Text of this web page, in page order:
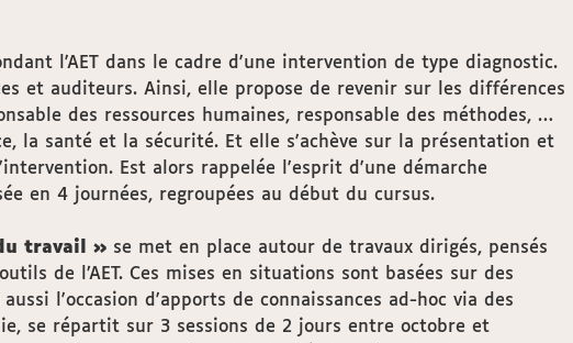
l'AET dans le cadre d'une intervention de type diagnostic.
et auditeurs. Ainsi, elle propose de revenir sur les différences
des ressources humaines, responsable des méthodes, …
la santé et la sécurité. Et elle s'achève sur la présentation et
Est alors rappelée l'esprit d'une démarche
en 4 journées, regroupées au début du cursus.
travail » se met en place autour de travaux dirigés, pensés
de l’AET. Ces mises en situations sont basées sur des
l'occasion d'apports de connaissances ad-hoc via des
se répartit sur 3 sessions de 2 jours entre octobre et